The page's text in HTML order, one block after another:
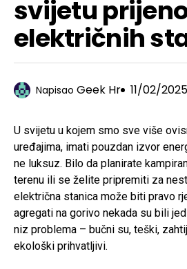
svijetu
električnih
Napisao Geek Hr 11/02/2025
U svijetu u kojem smo sve više
uređajima, imati pouzdan izvor
ne luksuz. Bilo da planirate
terenu ili se želite pripremiti za
električna stanica može biti pravo
agregati na gorivo nekada su bili
niz problema – bučni su, teški,
ekološki prihvatljivi.